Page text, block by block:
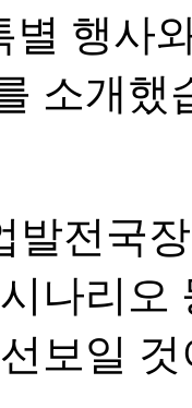
별 행사
소개했
발전국
나리오
보일